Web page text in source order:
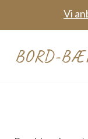
Vi
BORD-